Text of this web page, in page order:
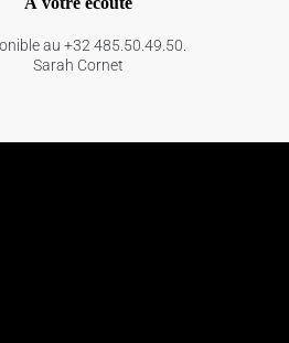
au +32 485.50.49.50.
Sarah Cornet